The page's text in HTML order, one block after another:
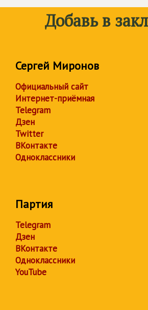
Добавь в
Сергей Миронов
Официальный сайт
Интернет-приёмная
Telegram
Дзен
Twitter
ВКонтакте
Одноклассники
Партия
Telegram
Дзен
ВКонтакте
Одноклассники
YouTube